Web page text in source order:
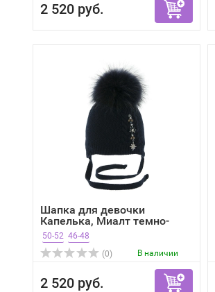
2 520 руб.
Шапка для девочки
Капелька, Миалт темно-
син...
50-52 46-48
(0)
В наличии
2 520 руб.